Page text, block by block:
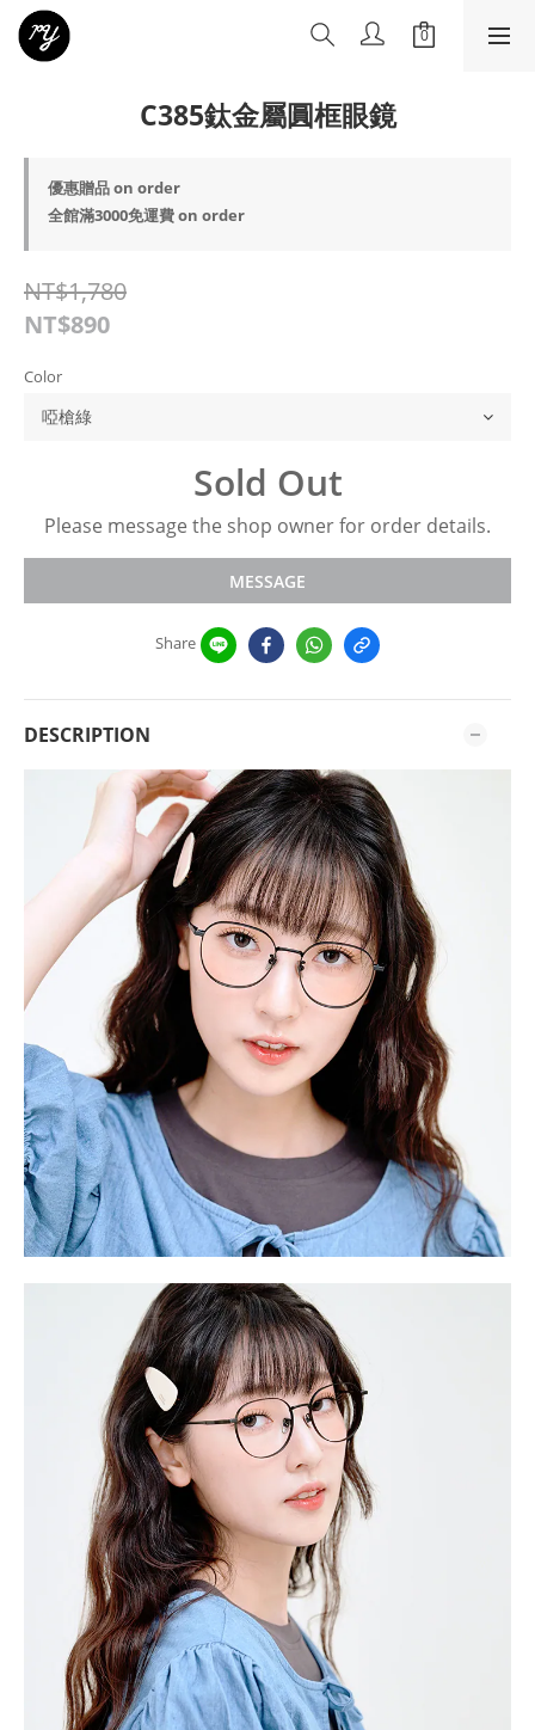
C385鈦金屬圓框眼鏡
優惠贈品 on order
全館滿3000免運費 on order
NT$1,780
NT$890
Color
Sold Out
Please message the shop owner for order details.
MESSAGE
Share
DESCRIPTION